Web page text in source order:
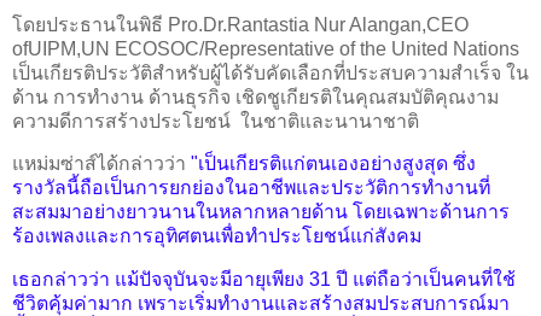
โดยประธานในพิธี Pro.Dr.Rantastia Nur Alangan,CEO
ofUIPM,UN ECOSOC/Representative of the United Nations
เป็นเกียรติประวัติสำหรับผู้ได้รับคัดเลือกที่ประสบความสำเร็จ ใน
ด้าน การทำงาน ด้านธุรกิจ เชิดชูเกียรติในคุณสมบัติคุณงาม
ความดีการสร้างประโยชน์ ในชาติและนานาชาติ
แหม่มซ่าส์ได้กล่าวว่า "เป็นเกียรติแก่ตนเองอย่างสูงสุด ซึ่ง
รางวัลนี้ถือเป็นการยกย่องในอาชีพและประวัติการทำงานที่
สะสมมาอย่างยาวนานในหลากหลายด้าน โดยเฉพาะด้านการ
ร้องเพลงและการอุทิศตนเพื่อทำประโยชน์แก่สังคม
เธอกล่าวว่า แม้ปัจจุบันจะมีอายุเพียง 31 ปี แต่ถือว่าเป็นคนที่ใช้
ชีวิตคุ้มค่ามาก เพราะเริ่มทำงานและสร้างสมประสบการณ์มา